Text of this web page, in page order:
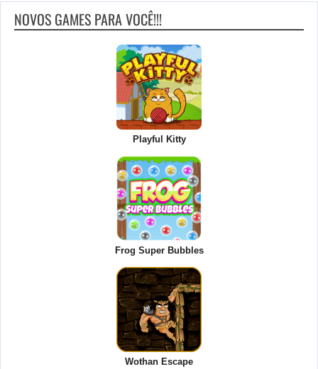
NOVOS GAMES PARA VOCÊ!!!
Playful Kitty
Frog Super Bubbles
Wothan Escape